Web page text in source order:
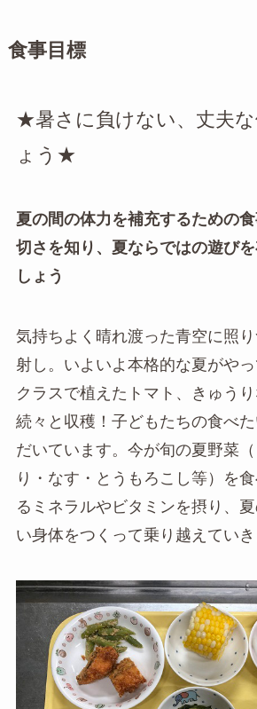
食事目標
★暑さに負けない、丈夫
ょう★
夏の間の体力を補充するための
切さを知り、夏ならではの遊び
しょう
気持ちよく晴れ渡った青空に照
射し。いよいよ本格的な夏がや
クラスで植えたトマト、きゅう
続々と収穫！子どもたちの食べ
だいています。今が旬の夏野菜
り・なす・とうもろこし等）を
るミネラルやビタミンを摂り、
い身体をつくって乗り越えていき